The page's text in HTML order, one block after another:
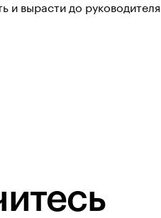
и вырасти до руководителя